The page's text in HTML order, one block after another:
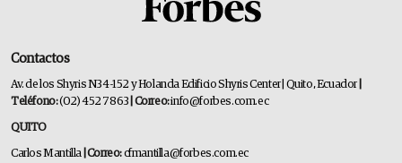
Contactos
Av. de los Shyris N34-152 y Holanda Edificio Shyris Center | Quito, Ecuador
Teléfono:(02) 452 7863 | Correo:info@forbes.com.ec
QUITO
Carlos Mantilla | Correo:cfmantilla@forbes.com.ec